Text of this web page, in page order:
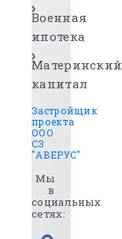
Военная
ипотека
Материнский
капитал
Застройщик
проекта
ООО
СЗ
"АВЕРУС"
Мы
в
социальных
сетях: